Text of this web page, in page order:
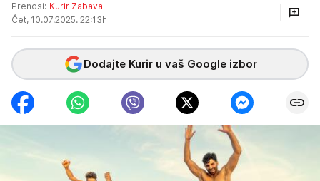
Prenosi: Kurir Zabava
Čet, 10.07.2025. 22:13h
Dodajte Kurir u vaš Google izbor